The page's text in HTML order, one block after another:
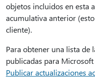
objetos incluidos en esta
acumulativa anterior
cliente).
Para obtener una lista de
publicadas para
Publicar actualizaciones